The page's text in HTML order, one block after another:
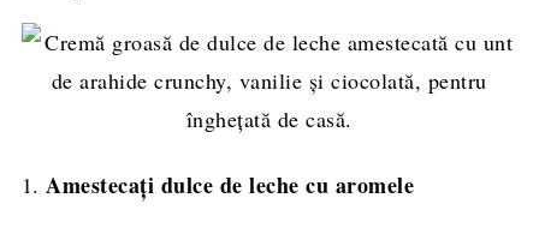
1.Amestecați dulce de leche cu aromele